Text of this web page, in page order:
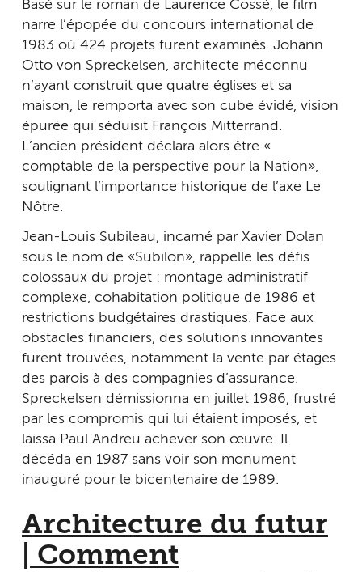
Basé sur le roman de Laurence Cossé, le film
narre l’épopée du concours international de
1983 où 424 projets furent examinés. Johann
Otto von Spreckelsen, architecte méconnu
n’ayant construit que quatre églises et sa
maison, le remporta avec son cube évidé, vision
épurée qui séduisit François Mitterrand.
L’ancien président déclara alors être «
comptable de la perspective pour la Nation »,
soulignant l’importance historique de l’axe Le
Nôtre.
Jean-Louis Subileau, incarné par Xavier Dolan
sous le nom de « Subilon », rappelle les défis
colossaux du projet : montage administratif
complexe, cohabitation politique de 1986 et
restrictions budgétaires drastiques. Face aux
obstacles financiers, des solutions innovantes
furent trouvées, notamment la vente par étages
des parois à des compagnies d’assurance.
Spreckelsen démissionna en juillet 1986, frustré
par les compromis qui lui étaient imposés, et
laissa Paul Andreu achever son œuvre. Il
décéda en 1987 sans voir son monument
inauguré pour le bicentenaire de 1989.
Architecture du futur
| Comment